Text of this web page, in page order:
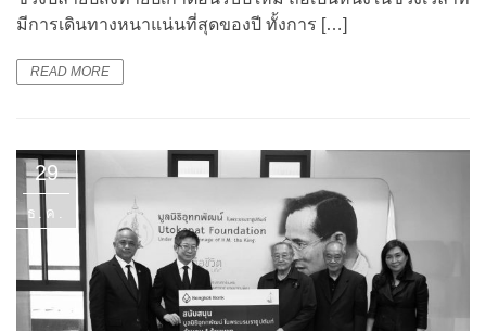
มีการเดินทางหนาแน่นที่สุดของปี ทั้งการ […]
READ MORE
29
ธ.ค.